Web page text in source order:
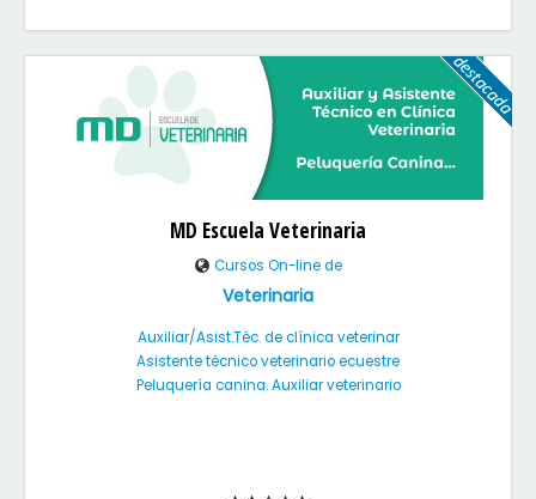
MD Escuela Veterinaria
Cursos On-line de
Veterinaria
Auxiliar/Asist.Téc. de clínica veterinar
Asistente técnico veterinario ecuestre
Peluquería canina. Auxiliar veterinario